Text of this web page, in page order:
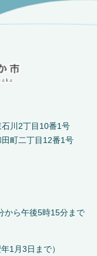
川2丁目10番1号
町二丁目12番1号
から午後5時15分まで
1月3日まで）